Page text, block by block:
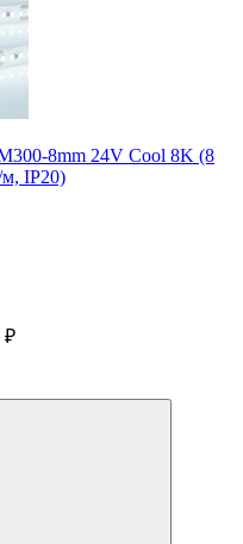
8mm 24V Cool 8K (8
IP20)
₽